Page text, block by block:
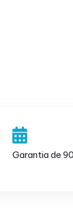
Garantia de